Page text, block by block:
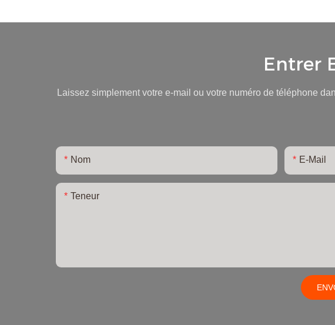
Entrer
Laissez simplement votre e-mail ou votre numéro de téléphone
Nom E-Mail
Teneur